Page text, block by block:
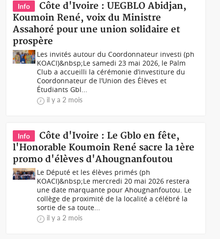
Info
Côte d'Ivoire : UEGBLO Abidjan,
Koumoin René, voix du Ministre
Assahoré pour une union solidaire et
prospère
Les invités autour du Coordonnateur investi (ph
KOACI)&nbsp;Le samedi 23 mai 2026, le Palm
Club a accueilli la cérémonie d’investiture du
Coordonnateur de l’Union des Élèves et
Étudiants Gbl...
il y a 2 mois
Info
Côte d'Ivoire : Le Gblo en fête,
l'Honorable Koumoin René sacre la 1ère
promo d'élèves d'Ahougnanfoutou
Le Député et les élèves primés (ph
KOACI)&nbsp;Le mercredi 20 mai 2026 restera
une date marquante pour Ahougnanfoutou. Le
collège de proximité de la localité a célébré la
sortie de sa toute...
il y a 2 mois